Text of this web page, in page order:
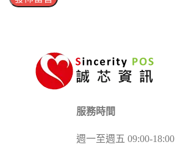
服務時間
週一至週五 09:00-18:00